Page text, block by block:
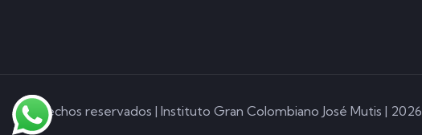
© Derechos reservados | Instituto Gran Colombiano José Mutis | 2026